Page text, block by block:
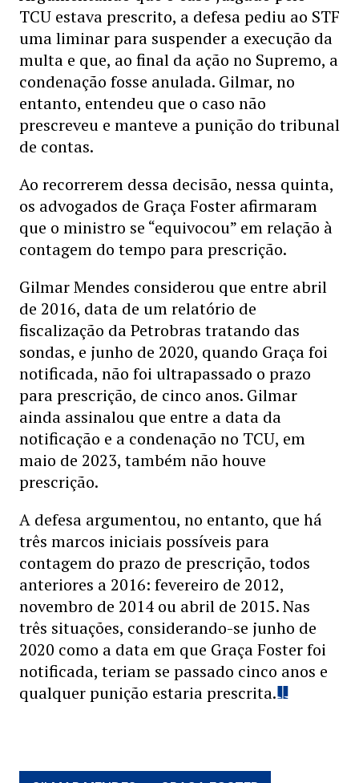
TCU estava prescrito, a defesa pediu ao STF
uma liminar para suspender a execução da
multa e que, ao final da ação no Supremo, a
condenação fosse anulada. Gilmar, no
entanto, entendeu que o caso não
prescreveu e manteve a punição do tribunal
de contas.
Ao recorrerem dessa decisão, nessa quinta,
os advogados de Graça Foster afirmaram
que o ministro se “equivocou” em relação à
contagem do tempo para prescrição.
Gilmar Mendes considerou que entre abril
de 2016, data de um relatório de
fiscalização da Petrobras tratando das
sondas, e junho de 2020, quando Graça foi
notificada, não foi ultrapassado o prazo
para prescrição, de cinco anos. Gilmar
ainda assinalou que entre a data da
notificação e a condenação no TCU, em
maio de 2023, também não houve
prescrição.
A defesa argumentou, no entanto, que há
três marcos iniciais possíveis para
contagem do prazo de prescrição, todos
anteriores a 2016: fevereiro de 2012,
novembro de 2014 ou abril de 2015. Nas
três situações, considerando-se junho de
2020 como a data em que Graça Foster foi
notificada, teriam se passado cinco anos e
qualquer punição estaria prescrita.